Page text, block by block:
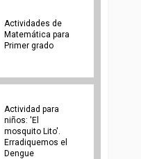
Actividades de
Matemática para
Primer grado
Actividad para
niños: 'El
mosquito Lito'.
Erradiquemos el
Dengue